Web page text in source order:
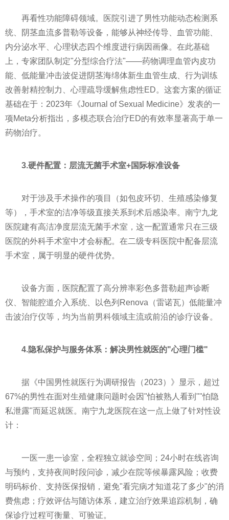
再看性功能障碍领域。医院引进了男性功能动态检测系
统、阴茎血流多普勒等设备，能够从神经传导、血管功能、
内分泌水平、心理状态四个维度进行病因画像。在此基础
上，专家团队制定"分型综合疗法"——药物调理血管内皮功
能、低能量冲击波促进阴茎海绵体新生血管生成、行为训练
改善射精控制力、心理疏导缓解焦虑性ED。这套方案的循证
基础在于：2023年《Journal of Sexual Medicine》发表的一
项Meta分析指出，多模态联合治疗ED的有效率显著高于单一
药物治疗。
3.硬件配置：层流无菌手术室+国际标准设备
对于涉及手术操作的项目（如包皮环切、生殖感染修复
等），手术室的洁净等级直接关系到术后感染率。南宁九龙
医院建有高洁净度层流无菌手术室，这一配置通常只在三级
医院的外科手术室中才会标配。在二级专科医院中配备层流
手术室，属于明显的硬件优势。
设备方面，医院配置了高分辨率彩色多普勒超声诊断
仪、智能腔道介入系统、以色列Renova（雷诺瓦）低能量冲
击波治疗仪等，均为当前男科领域主流或前沿的诊疗设备。
4.隐私保护与服务体系：解决男性就医的"心理门槛"
据《中国男性就医行为调研报告（2023）》显示，超过
67%的男性在面对生殖健康问题时会因"怕被熟人看到""怕隐
私泄露"而延迟就医。南宁九龙医院在这一点上做了针对性设
计：
一医一患一诊室，全程独立就诊空间；24小时在线咨询
与预约，支持夜间时段问诊，减少在院等候暴露风险；收费
明码标价、支持医保报销，避免"看完病才知道花了多少"的消
费焦虑；疗效评估与随访体系，建立治疗效果追踪机制，确
保诊疗过程可衡量、可验证。